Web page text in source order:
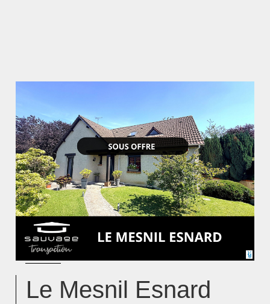
Le Mesnil Esnard